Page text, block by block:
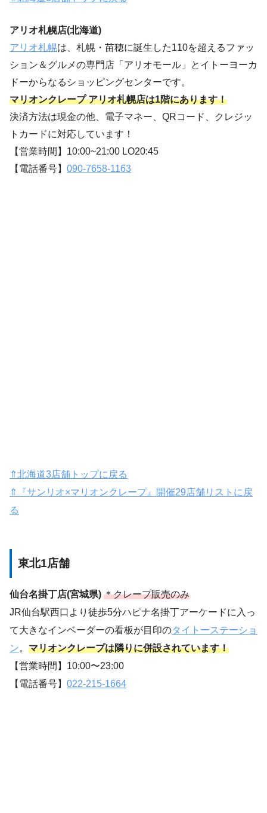
アリオ札幌店(北海道)
アリオ札幌は、札幌・苗穂に誕生した110を超えるファッ
ション＆グルメの専門店「アリオモール」とイトーヨーカ
ドーからなるショッピングセンターです。
マリオンクレープ アリオ札幌店は1階にあります！
決済方法は現金の他、電子マネー、QRコード、クレジッ
トカードに対応しています！
【営業時間】10:00~21:00 LO20:45
【電話番号】 090-7658-1163
⇑北海道3店舗トップに戻る
⇑『サンリオ×マリオンクレープ』開催29店舗リストに戻
る
東北1店舗
仙台名掛丁店(宮城県) ＊クレープ販売のみ
JR仙台駅西口より徒歩5分ハピナ名掛丁アーケードに入っ
て大きなインベーダーの看板が目印のタイトーステーショ
ン。 マリオンクレープは隣りに併設されています！
【営業時間】10:00〜23:00
【電話番号】 022-215-1664